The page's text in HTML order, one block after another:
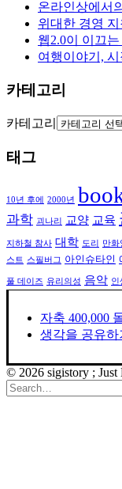
온라인상에서
위대한 경영 지
웹2.0이 이끄
여행이야기,
카테고리
카테고리
태그
10년 후에 2000년
과학 괴나리 교양 교육
지하철 참사 대학 도리 만화
스트 스필버그 아인슈타인
풀 데이즈 유리의성 음악 인
자축 400,000
생각을 공유하
© 2026 sigistory ; Just